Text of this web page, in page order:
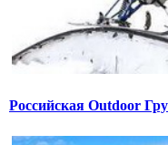
Российская Outdoor